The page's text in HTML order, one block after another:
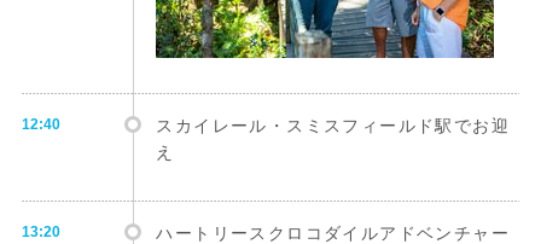
12:40
スカイレール・スミスフィールド駅でお迎
え
13:20
ハートリースクロコダイルアドベンチャー